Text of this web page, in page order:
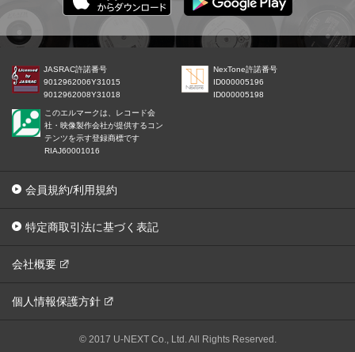
JASRAC許諾番号
9012962006Y31015
9012962008Y31018
NexTone許諾番号
ID000005196
ID000005198
このエルマークは、レコード会
社・映像製作会社が提供するコン
テンツを示す登録商標です
RIAJ60001016
会員規約/利用規約
特定商取引法に基づく表記
会社概要
個人情報保護方針
© 2017 U-NEXT Co., Ltd. All Rights Reserved.